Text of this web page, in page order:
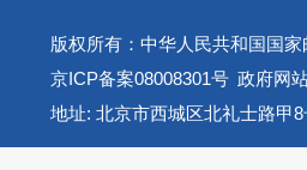
版权所有：中华人民共和国国家
京ICP备案08008301号 政府网
地址: 北京市西城区北礼士路甲8